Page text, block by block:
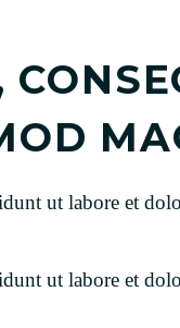
ut labore et
ut labore et